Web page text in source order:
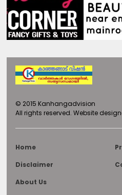
© 2015 Kanhangadvision
All rights reserved. Website
Home
Disclaimer
About Us